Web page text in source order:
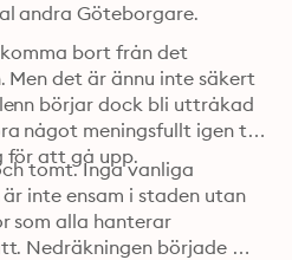
andra Göteborgare.
bort från det
Men det är ännu inte säkert
börjar dock bli uttråkad
något meningsfullt igen tar
för att gå upp.
tomt. Inga vanliga
inte ensam i staden utan
som alla hanterar
Nedräkningen började